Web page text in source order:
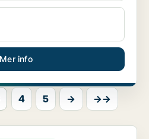
Mer info
4 5 → →→